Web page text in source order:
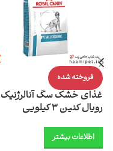
فروخته شده
غذای خشک سگ آنالرژنیک
رویال کنین 3 کیلویی
اطلاعات بیشتر